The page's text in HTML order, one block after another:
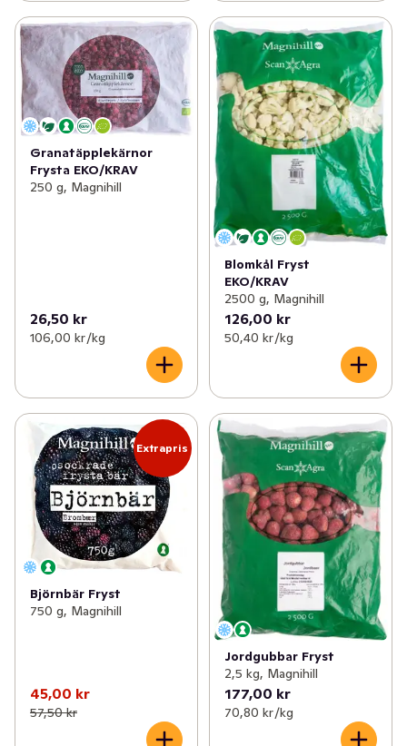
Granatäpplekärnor
Frysta EKO/KRAV
250 g, Magnihill
26,50 kr
106,00 kr /kg
Blomkål Fryst
EKO/KRAV
2500 g, Magnihill
126,00 kr
50,40 kr /kg
Extrapris
Björnbär Fryst
750 g, Magnihill
45,00 kr
57,50 kr
Jordgubbar Fryst
2,5 kg, Magnihill
177,00 kr
70,80 kr /kg